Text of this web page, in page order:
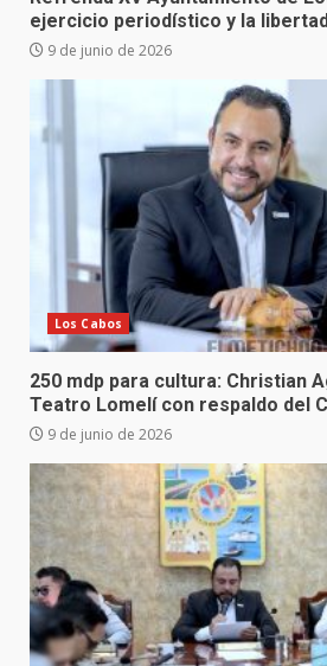
ejercicio periodístico y la
9 de junio de 2026
Los Cabos
250 mdp para cultura: Christian
Teatro Lomelí con respaldo del
9 de junio de 2026